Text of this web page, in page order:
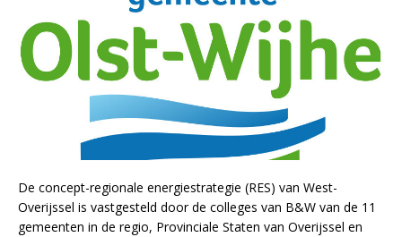
De concept-regionale energiestrategie (RES) van West-
Overijssel is vastgesteld door de colleges van B&W van de 11
gemeenten in de regio, Provinciale Staten van Overijssel en